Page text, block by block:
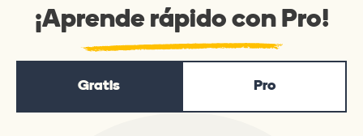
¡Aprende rápido con Pro!
Gratis Pro